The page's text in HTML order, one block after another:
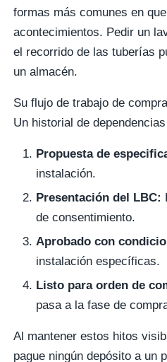
formas más comunes en
acontecimientos. Pedir un
el recorrido de las tuberías
un almacén.
Su flujo de trabajo de
Un historial de
Propuesta de
instalación.
Presentación del LBC:
de consentimiento.
Aprobado con
instalación específicas.
Listo para orden de
pasa a la fase de
Al mantener estos hitos
pague ningún depósito a un